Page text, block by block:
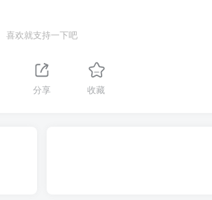
喜欢就支持一下吧
分享 收藏